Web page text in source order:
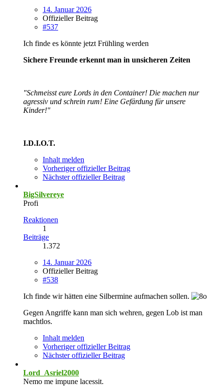
14. Januar 2026
Offizieller Beitrag
#537
Ich finde es könnte jetzt Frühling werden
Sichere Freunde erkennt man in unsicheren Zeiten
"Schmeisst eure Lords in den Container! Die machen nur
agressiv und schrein rum! Eine Gefärdung für unsere
Kinder!"
I.D.I.O.T.
Inhalt melden
Vorheriger offizieller Beitrag
Nächster offizieller Beitrag
BigSilvereye
Profi
Reaktionen
1
Beiträge
1.372
14. Januar 2026
Offizieller Beitrag
#538
Ich finde wir hätten eine Silbermine aufmachen sollen.
Gegen Angriffe kann man sich wehren, gegen Lob ist man
machtlos.
Inhalt melden
Vorheriger offizieller Beitrag
Nächster offizieller Beitrag
Lord_Asriel2000
Nemo me impune lacessit.